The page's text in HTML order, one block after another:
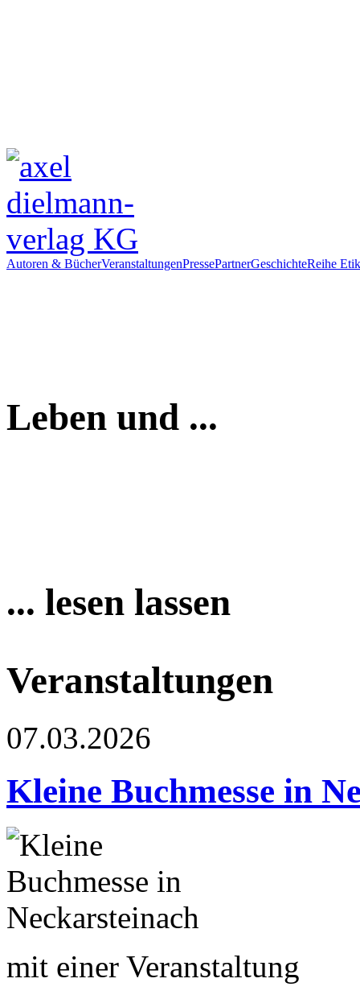
Autoren & BücherVeranstaltungenPressePartnerGeschichteReihe
Leben und ...
... lesen lassen
Veranstaltungen
07.03.2026
Kleine Buchmesse in
mit einer Veranstaltung